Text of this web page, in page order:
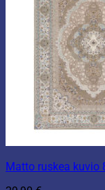
Matto ruskea kuvio